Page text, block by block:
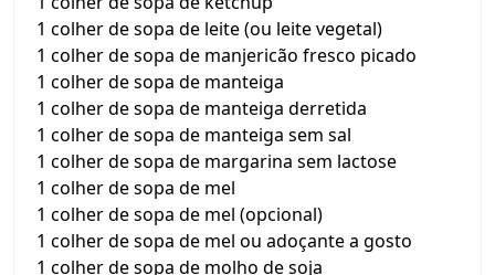
1 colher de sopa de leite (ou leite vegetal)
1 colher de sopa de manjericão fresco picado
1 colher de sopa de manteiga
1 colher de sopa de manteiga derretida
1 colher de sopa de manteiga sem sal
1 colher de sopa de margarina sem lactose
1 colher de sopa de mel
1 colher de sopa de mel (opcional)
1 colher de sopa de mel ou adoçante a gosto
1 colher de sopa de molho de soja